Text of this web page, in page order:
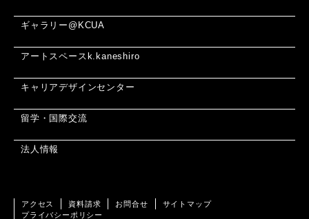
ギャラリー@KCUA
アートスペースk.kaneshiro
キャリアデザインセンター
留学・国際交流
法人情報
アクセス 資料請求 お問合せ
サイトマップ
プライバシーポリシー